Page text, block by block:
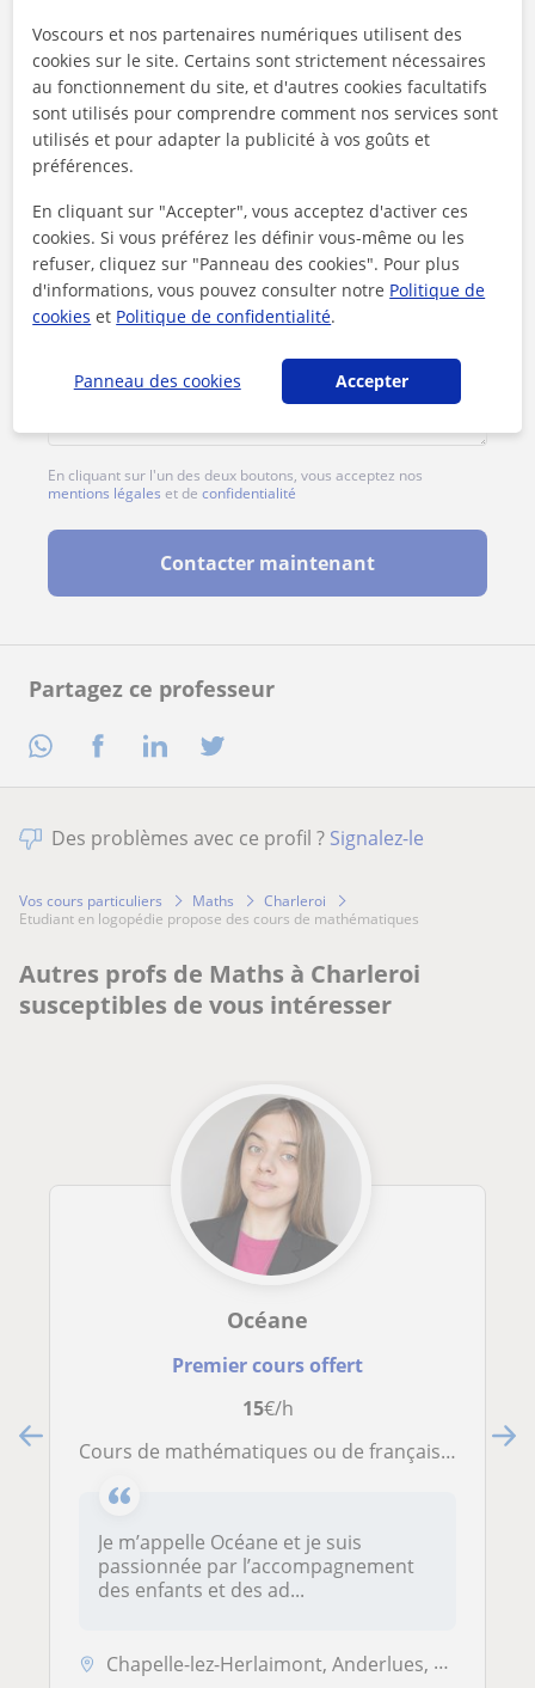
Partagez ce professeur
Tarif horaire 6€/h
En cliquant sur l'un des deux boutons, vous acceptez nos
mentions légales et de confidentialité
Contacter maintenant
Des problèmes avec ce profil ? Signalez-le
Vos cours particuliers Maths
Charleroi
etudiant en logopédie propose des cours de mathématiques
Autres profs de Maths à Charleroi
susceptibles de vous intéresser
Océane
Premier cours offert
15€/h
Cours de mathématiques ou de français pour enfants ou adolescents
Je m’appelle Océane et je suis
passionnée par l’accompagnement
des enfants et des ad...
Chapelle-lez-Herlaimont, Anderlues, Courcelles, Fontaine-l’Évêque, La ...
Voscours et nos partenaires numériques utilisent des
cookies sur le site. Certains sont strictement nécessaires
au fonctionnement du site, et d'autres cookies facultatifs
sont utilisés pour comprendre comment nos services sont
utilisés et pour adapter la publicité à vos goûts et
préférences.
En cliquant sur "Accepter", vous acceptez d'activer ces
cookies. Si vous préférez les définir vous-même ou les
refuser, cliquez sur "Panneau des cookies". Pour plus
d'informations, vous pouvez consulter notre Politique de
cookies et Politique de confidentialité.
Panneau des cookies Accepter